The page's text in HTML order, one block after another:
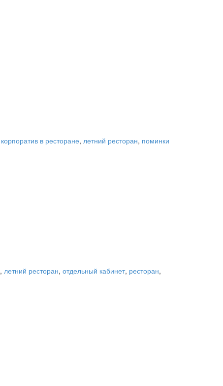
корпоратив в ресторане, летний ресторан, поминки
, летний ресторан, отдельный кабинет, ресторан,